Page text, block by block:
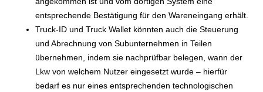
entsprechende Bestätigung für den Wareneingang erhält.
Truck-ID und Truck Wallet könnten auch die Steuerung
und Abrechnung von Subunternehmen in Teilen
übernehmen, indem sie nachprüfbar belegen, wann der
Lkw von welchem Nutzer eingesetzt wurde – hierfür
bedarf es nur eines entsprechenden technologischen